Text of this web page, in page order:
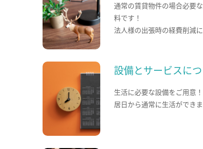
通常の賃貸物件の場合必要
料です！
法人様の出張時の経費削減に
設備とサービスに
生活に必要な設備をご用意
居日から通常に生活ができま